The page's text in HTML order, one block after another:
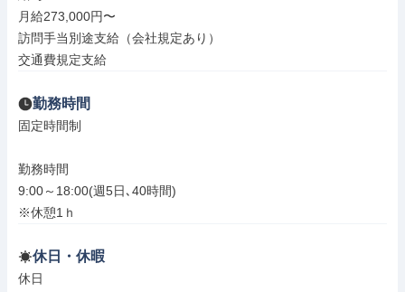
月給273,000円〜
訪問手当別途支給（会社規定あり）
交通費規定支給
勤務時間
固定時間制
勤務時間
9:00～18:00(週5日､40時間)
※休憩1ｈ
休日・休暇
休日